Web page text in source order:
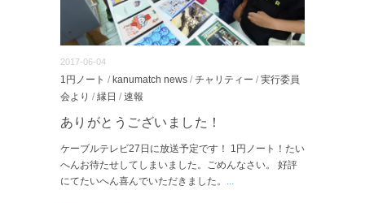
2017-06-04
1円ノート / kanumatch news / チャリティー / 実行委員
会より / 縁日 / 速報
ありがとうございました！
ケーブルテレビ27日に放送予定です！ 1円ノート！たい
へんお待たせしてしまいました。ごめんなさい。 好評
にてたいへん喜んでいただきました。 ...